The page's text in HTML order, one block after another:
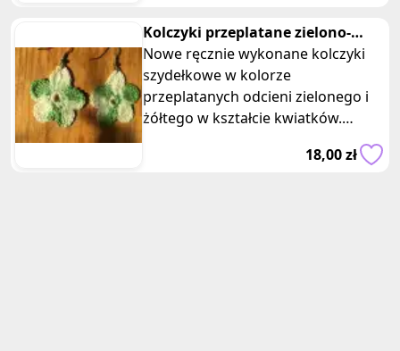
Kolczyki przeplatane zielono-
zolte szydełkowe kwiatki
Nowe ręcznie wykonane kolczyki
szydełkowe w kolorze
przeplatanych odcieni zielonego i
żółtego w kształcie kwiatków.
18,00 zł